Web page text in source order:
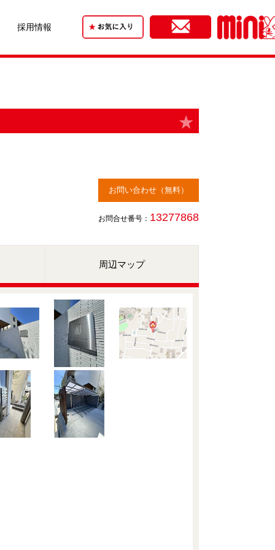
採用情報
お問い合わせ（無料）
お問合せ番号： 13277868
周辺マップ